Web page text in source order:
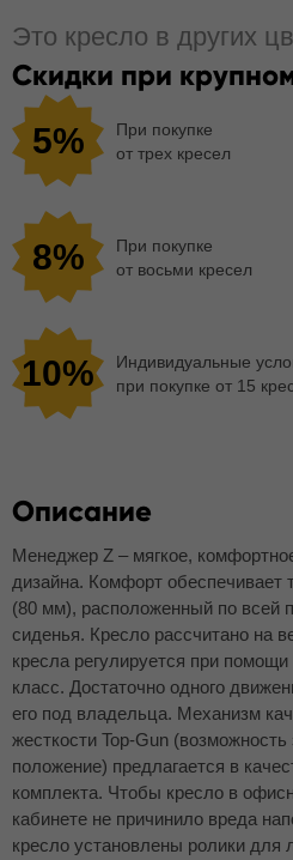
Это кресло в других
Скидки при
5%
При покупке
от трех кресел
8%
При покупке
от восьми кресел
10%
Индивидуальные
при покупке от 15
Описание
Менеджер Z – мягкое,
дизайна. Комфорт обеспечивает
(80 мм), расположенный по всей
сиденья. Кресло рассчитано на
кресла регулируется при
класс. Достаточно одного
его под владельца. Механизм
жесткости Top-Gun
положение) предлагается в
комплекта. Чтобы кресло в
кабинете не причинило вреда
кресло установлены ролики для